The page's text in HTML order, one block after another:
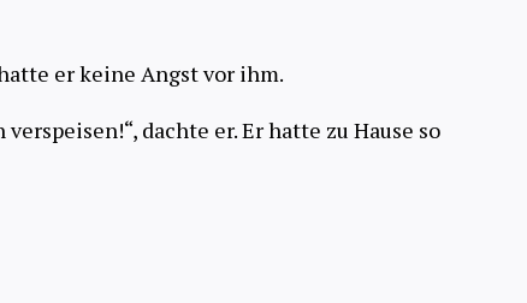
er keine Angst vor ihm.
dachte er. Er hatte zu Hause so